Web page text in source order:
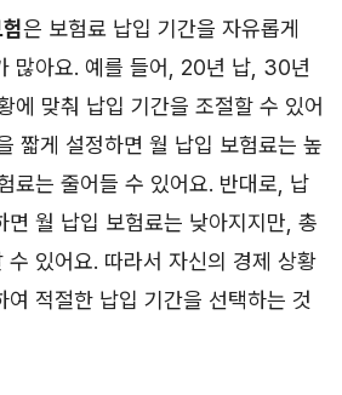
은 보험료 납입 기간을 자유롭게
많아요. 예를 들어, 20년 납, 30년
에 맞춰 납입 기간을 조절할 수 있어
짧게 설정하면 월 납입 보험료는 높
료는 줄어들 수 있어요. 반대로, 납
면 월 납입 보험료는 낮아지지만, 총
수 있어요. 따라서 자신의 경제 상황
여 적절한 납입 기간을 선택하는 것